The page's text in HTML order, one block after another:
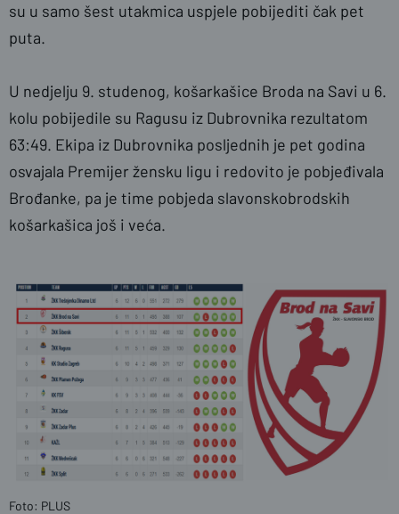
su u samo šest utakmica uspjele pobijediti čak pet
puta.
U nedjelju 9. studenog, košarkašice Broda na Savi u 6.
kolu pobijedile su Ragusu iz Dubrovnika rezultatom
63:49. Ekipa iz Dubrovnika posljednih je pet godina
osvajala Premijer žensku ligu i redovito je pobjeđivala
Brođanke, pa je time pobjeda slavonskobrodskih
košarkašica još i veća.
Foto: PLUS